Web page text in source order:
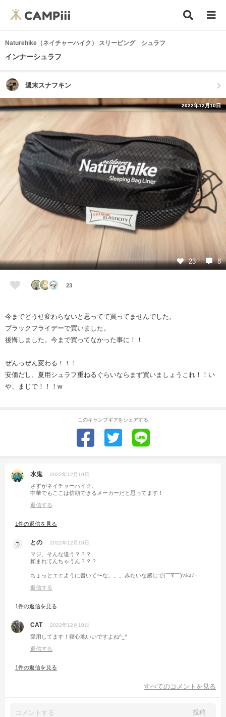
Naturehike（ネイチャーハイク） スリーピング シュラフ
インナーシュラフ
週末スナフキン
2022年12月10日
23 8
23
今までどうせ変わらないと思ってて買ってませんでした。
ブラックフライデーで買いました。
後悔しました。今まで買ってなかった事に！！
ぜんっぜん変わる！！！
安価だし、夏用シュラフ重ねるぐらいならまず買いましょうこれ！！い
や、まじで！！！w
このキャンプギアをシェアする
水鬼 2022年12月10日
さすがネイチャーハイク。
中華でもここは信頼できるメーカーだと思ってます！
返信する
1件の返信を見る
との 2022年12月10日
マジ、そんな違う？？？
頼まれてんちゃうん？？？
ちょっとエエように書いて〜な。。。みたいな感じで(￣∇￣)ﾜﾙﾖﾉｰ
返信する
1件の返信を見る
CAT 2022年12月10日
愛用してます！寝心地いいですよね^_^
返信する
1件の返信を見る
すべてのコメントを見る
投稿